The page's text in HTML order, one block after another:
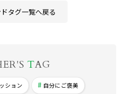
ドタグ一覧へ戻る
TAG
ション 自分にご褒美